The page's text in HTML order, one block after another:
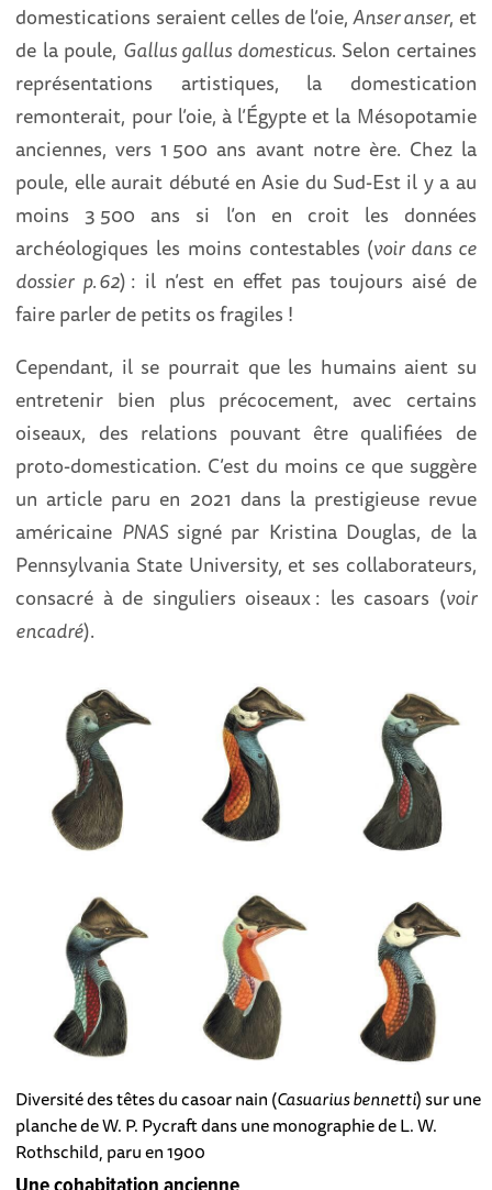
domestications seraient celles de l’oie,Anser anser, et
de la poule, Gallus gallus domesticus. Selon certaines
représentations artistiques, la domestication
remonterait, pour l’oie, à l’Égypte et la Mésopotamie
anciennes, vers 1 500 ans avant notre ère. Chez la
poule, elle aurait débuté en Asie du Sud-Est il y a au
moins 3 500 ans si l’on en croit les données
archéologiques les moins contestables (voir dans ce
dossier p.62) : il n’est en effet pas toujours aisé de
faire parler de petits os fragiles !
Cependant, il se pourrait que les humains aient su
entretenir bien plus précocement, avec certains
oiseaux, des relations pouvant être qualifiées de
proto-domestication. C’est du moins ce que suggère
un article paru en 2021 dans la prestigieuse revue
américaine PNAS signé par Kristina Douglas, de la
Pennsylvania State University, et ses collaborateurs,
consacré à de singuliers oiseaux : les casoars (voir
encadré).
Diversité des têtes du casoar nain (Casuarius bennetti) sur une
planche de W. P. Pycraft dans une monographie de L. W.
Rothschild, paru en 1900